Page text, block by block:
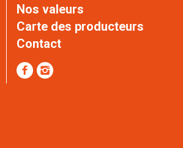
Nos valeurs
Carte des producteurs
Contact